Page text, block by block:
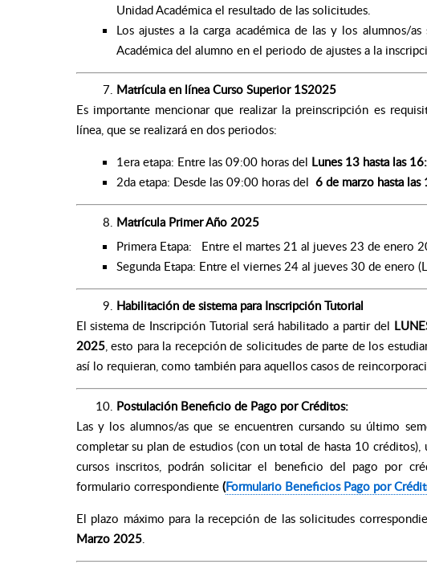
Unidad Académica el resultado de las solicitudes.
Los ajustes a la carga académica de las y los alumnos/
Académica del alumno en el periodo de ajustes a la
Matrícula en línea Curso Superior 1S2025
Es importante mencionar que realizar la preinscripción es
línea, que se realizará en dos periodos:
1era etapa: Entre las 09:00 horas del Lunes 13 hasta las
2da etapa: Desde las 09:00 horas del 6 de marzo hasta
Matrícula Primer Año 2025
Primera Etapa: Entre el martes 21 al jueves 23 de enero
Segunda Etapa: Entre el viernes 24 al jueves 30 de enero
Habilitación de sistema para Inscripción Tutorial
El sistema de Inscripción Tutorial será habilitado a partir del
2025, esto para la recepción de solicitudes de parte de los
así lo requieran, como también para aquellos casos de
Postulación Beneficio de Pago por Créditos:
Las y los alumnos/as que se encuentren cursando su último
completar su plan de estudios (con un total de hasta 10
cursos inscritos, podrán solicitar el beneficio del pago por
formulario correspondiente (Formulario Beneficios Pago por
El plazo máximo para la recepción de las solicitudes
Marzo 2025.